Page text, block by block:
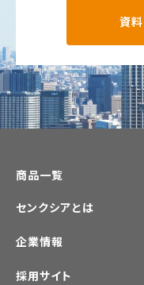
資
商品一覧
センクシアとは
企業情報
採用サイト